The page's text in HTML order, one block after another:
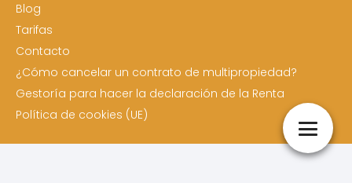
Blog
Tarifas
Contacto
¿Cómo cancelar un contrato de multipropiedad?
Gestoría para hacer la declaración de la Renta
Política de cookies (UE)